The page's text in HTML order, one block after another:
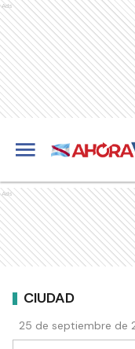
Ads
Ads
CIUDAD
25 de septiembre de